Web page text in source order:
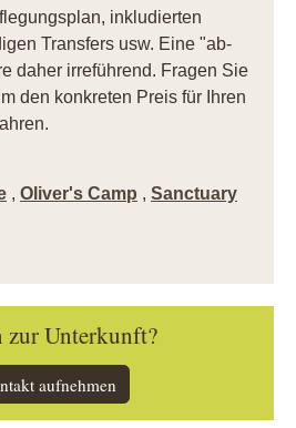
inkludierten
Transfers usw. Eine "ab-
daher irreführend. Fragen Sie
den konkreten Preis für Ihren
, Oliver's Camp , Sanctuary
zur Unterkunft?
aufnehmen